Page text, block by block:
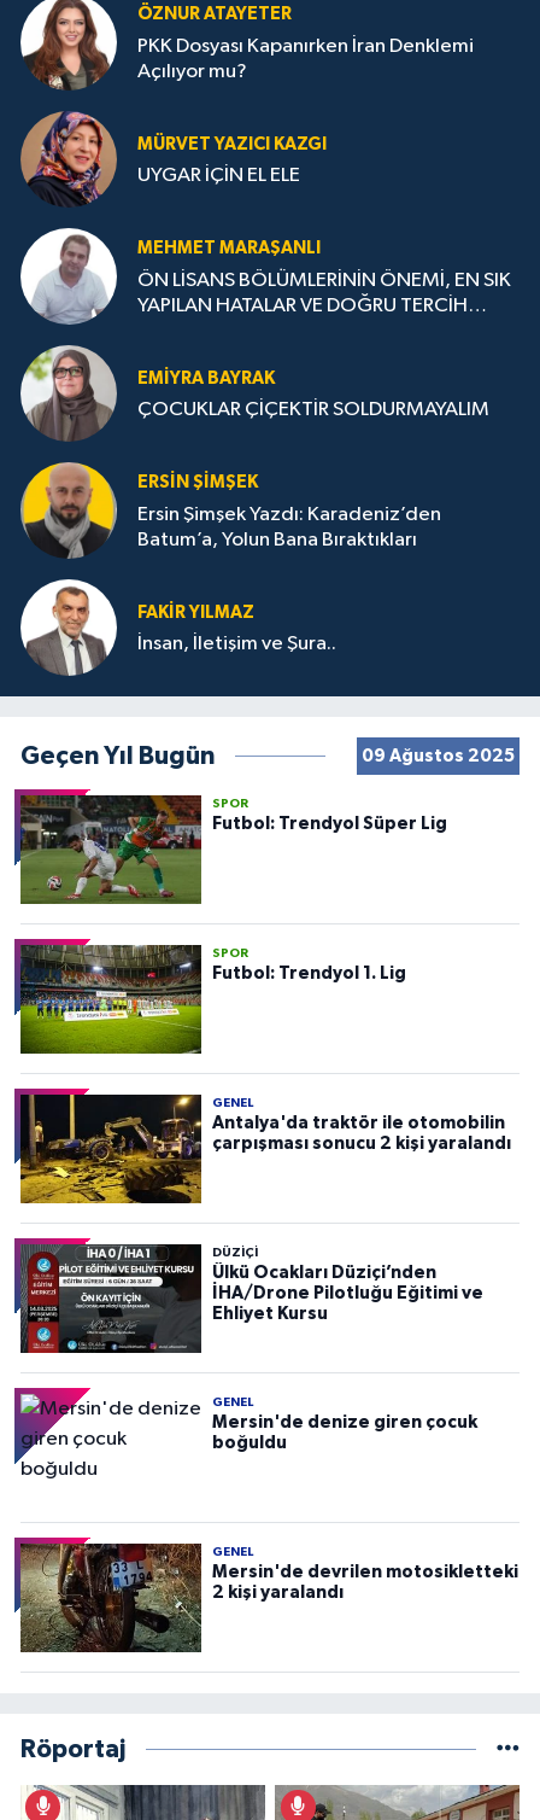
ÖZNUR ATAYETER
PKK Dosyası Kapanırken İran Denklemi
Açılıyor mu?
MÜRVET YAZICI KAZGI
UYGAR İÇİN EL ELE
MEHMET MARAŞANLI
ÖN LİSANS BÖLÜMLERİNİN ÖNEMİ, EN SIK
YAPILAN HATALAR VE DOĞRU TERCİH
EMIYRA BAYRAK
ÇOCUKLAR ÇİÇEKTİR SOLDURMAYALIM
ERSIN ŞIMŞEK
Ersin Şimşek Yazdı: Karadeniz’den
Batum’a, Yolun Bana Bıraktıkları
FAKIR YILMAZ
İnsan, İletişim ve Şura..
Geçen Yıl Bugün 09 Ağustos 2025
SPOR
Futbol: Trendyol Süper Lig
SPOR
Futbol: Trendyol 1. Lig
GENEL
Antalya'da traktör ile otomobilin
çarpışması sonucu 2 kişi yaralandı
DÜZIÇI
Ülkü Ocakları Düziçi’nden
İHA/Drone Pilotluğu Eğitimi ve
Ehliyet Kursu
GENEL
Mersin'de denize giren çocuk
boğuldu
GENEL
Mersin'de devrilen motosikletteki
2 kişi yaralandı
Röportaj